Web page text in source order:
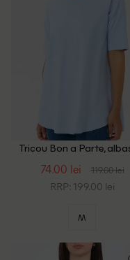
Tricou Bon a Parte,
74.00 lei 119.00 lei
RRP: 199.00 lei
M